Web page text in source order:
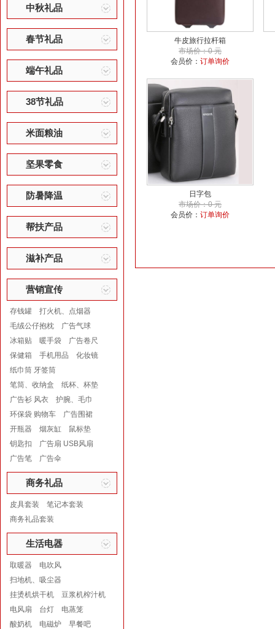
中秋礼品
春节礼品
端午礼品
38节礼品
米面粮油
坚果零食
防暑降温
帮扶产品
滋补产品
营销宣传
存钱罐
打火机、点烟器
毛绒公仔抱枕
广告气球
冰箱贴
暖手袋
广告卷尺
保健箱
手机用品
化妆镜
纸巾筒 牙签筒
笔筒、收纳盒
纸杯、杯垫
广告衫 风衣
护腕、毛巾
环保袋 购物车
广告围裙
开瓶器
烟灰缸
鼠标垫
钥匙扣
广告扇 USB风扇
广告笔
广告伞
商务礼品
皮具套装
笔记本套装
商务礼品套装
生活电器
取暖器
电吹风
扫地机、吸尘器
挂烫机烘干机
豆浆机榨汁机
电风扇
台灯
电蒸笼
酸奶机
电磁炉
早餐吧
牛皮旅行拉杆箱
市场价：0 元
会员价： 订单询价
日字包
市场价：0 元
会员价： 订单询价